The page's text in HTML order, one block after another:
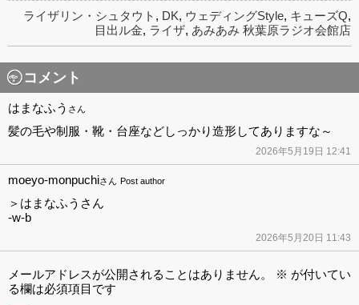
ライザリン・シュタウト , DK, ウェディングStyle, キューズQ,
目出ル金, ライザ, あみあみ 秋葉原ラジオ会館店
コメント
はまなふう さん
髪の毛や制服・靴・台座などしっかり造形してありますな～
2026年5月19日 12:41
moeyo-monpuchiさん Post author
＞はまなふうさん
-w-b
2026年5月20日 11:43
メールアドレスが公開されることはありません。 ※ が付いてい
る欄は必須項目です